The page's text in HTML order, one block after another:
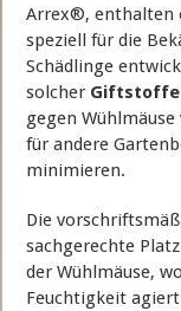
Arrex®, enthalten
speziell für die
Schädlinge
solcher Giftstoffe
gegen
für andere
minimieren.
Die
sachgerechte
der Wühlmäuse,
Feuchtigkeit